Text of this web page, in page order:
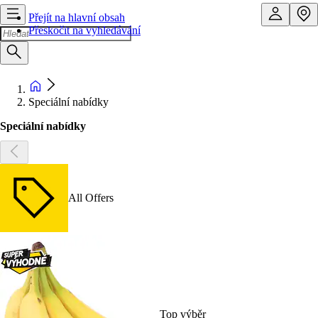
Přejít na hlavní obsah
Přeskočit na vyhledávání
Speciální nabídky
Speciální nabídky
All Offers
Top výběr